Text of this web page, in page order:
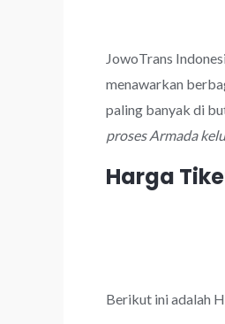
JowoTrans
menawarkan
paling banyak di
proses Armada
Harga
Berikut ini adalah